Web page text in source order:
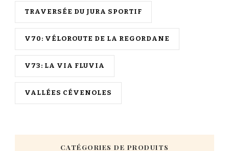
TRAVERSÉE DU JURA SPORTIF
V70: VÉLOROUTE DE LA REGORDANE
V73: LA VIA FLUVIA
VALLÉES CÉVENOLES
CATÉGORIES DE PRODUITS